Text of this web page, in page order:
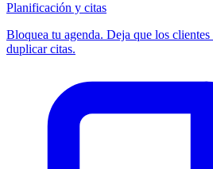
Planificación y citas
Bloquea tu agenda. Deja que los
duplicar citas.